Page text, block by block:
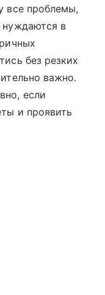
все проблемы,
в
без резких
важно.
если
и проявить